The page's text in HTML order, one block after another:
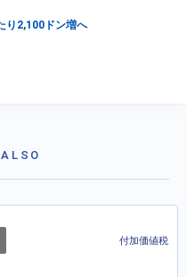
り2,100ドン増へ
付加価値税